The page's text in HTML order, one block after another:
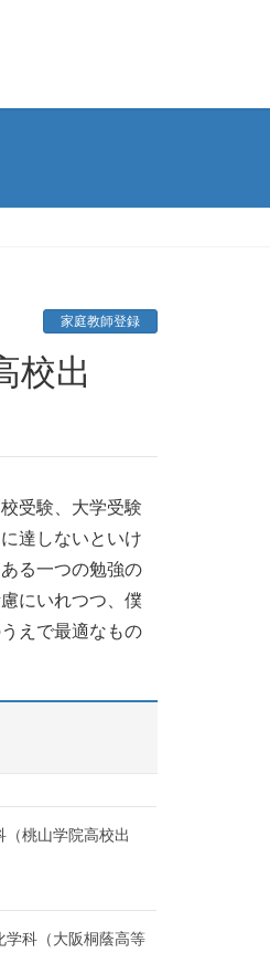
家庭教師登録
受験、大学受験
達しないといけ
る一つの勉強の
にいれつつ、僕
えで最適なもの
桃山学院高校出
学科（大阪桐蔭高等